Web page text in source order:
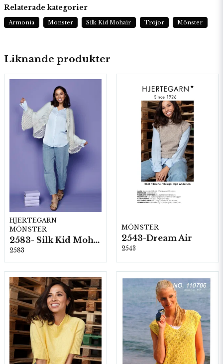
Liknande produkter
HJERTEGARN
MÖNSTER
2583- Silk Kid Mohair
2583
MÖNSTER
2543-Dream Air
2543
Relaterade kategorier
Armonia Mönster Silk Kid Mohair Tröjor Mönster